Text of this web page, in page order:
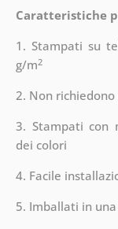
Caratteristiche
1. Stampati su
g/m2
2. Non
3. Stampati con
dei colori
4. Facile
5. Imballati in